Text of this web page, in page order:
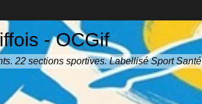
- OCGif
22 sections sportives. Labellisé Sport Santé